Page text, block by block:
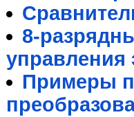
8-
управления
Примеры